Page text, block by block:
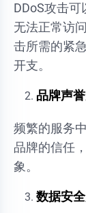
DDoS攻击
无法正常访
击所需的紧
开支。
品牌声
频繁的服务
品牌的信任
象。
数据安